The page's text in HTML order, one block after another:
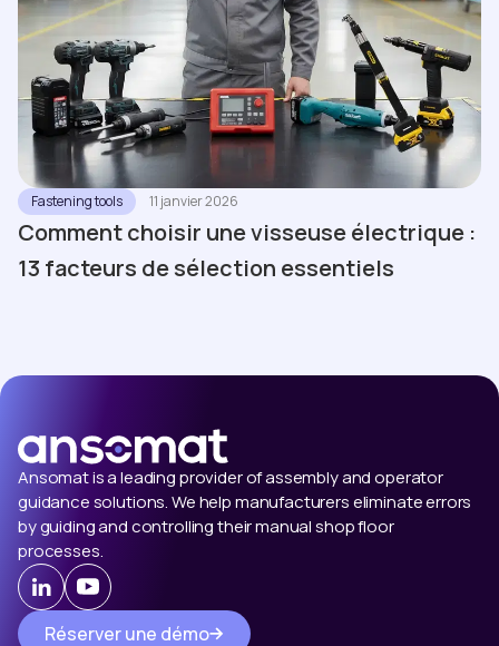
Fastening tools 11 janvier 2026
Comment choisir une visseuse électrique :
13 facteurs de sélection essentiels
Ansomat is a leading provider of assembly and operator
guidance solutions. We help manufacturers eliminate errors
by guiding and controlling their manual shop floor
processes.
Réserver une démo